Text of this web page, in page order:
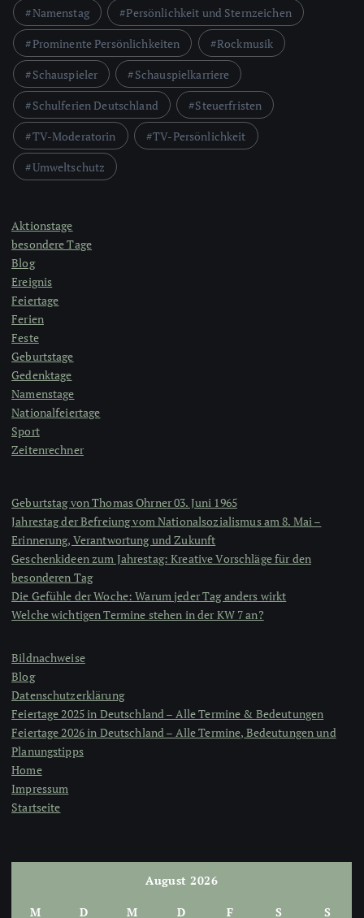
Namenstag
Persönlichkeit und Sternzeichen
Prominente Persönlichkeiten
Rockmusik
Schauspieler
Schauspielkarriere
Schulferien Deutschland
Steuerfristen
TV-Moderatorin
TV-Persönlichkeit
Umweltschutz
Aktionstage
besondere Tage
Blog
Ereignis
Feiertage
Ferien
Feste
Geburtstage
Gedenktage
Namenstage
Nationalfeiertage
Sport
Zeitenrechner
Geburtstag von Thomas Ohrner 03. Juni 1965
Jahrestag der Befreiung vom Nationalsozialismus am 8. Mai –
Erinnerung, Verantwortung und Zukunft
Geschenkideen zum Jahrestag: Kreative Vorschläge für den
besonderen Tag
Die Gefühle der Woche: Warum jeder Tag anders wirkt
Welche wichtigen Termine stehen in der KW 7 an?
Bildnachweise
Blog
Datenschutzerklärung
Feiertage 2025 in Deutschland – Alle Termine & Bedeutungen
Feiertage 2026 in Deutschland – Alle Termine, Bedeutungen und
Planungstipps
Home
Impressum
Startseite
August 2026
M D M D F S S